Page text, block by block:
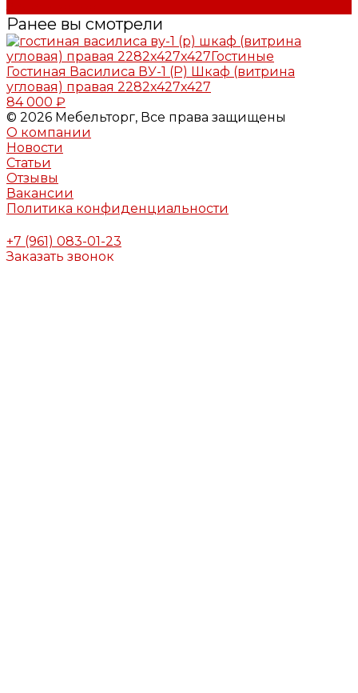
Ранее вы смотрели
Гостиная Василиса ВУ-1 (Р) Шкаф (витрина
угловая) правая 2282x427x427
84 000 ₽
© 2026 Мебельторг, Все права защищены
О компании
Новости
Статьи
Отзывы
Вакансии
Политика конфиденциальности
+7 (961) 083-01-23
Заказать звонок